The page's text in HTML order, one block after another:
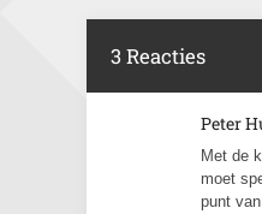
3 Reacties
Peter
Met de
moet
punt